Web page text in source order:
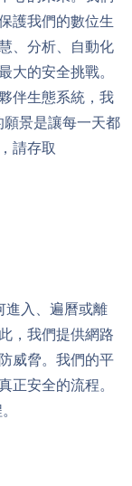
護我們的數位生
、分析、自動化
大的安全挑戰。
伴生態系統，我
景是讓每一天都
請存取
進入、遍曆或離
，我們提供網路
威脅。我們的平
正安全的流程。